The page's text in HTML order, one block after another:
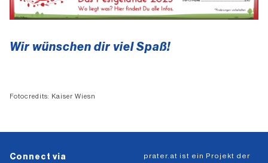
Wir wünschen dir viel Spaß!
Fotocredits: Kaiser Wiesn
Connect via
prater.at ist ein Projekt der